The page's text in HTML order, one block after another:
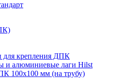
крепления ДПК
и алюминиевые лаги Hilst
100х100 мм (на трубу)